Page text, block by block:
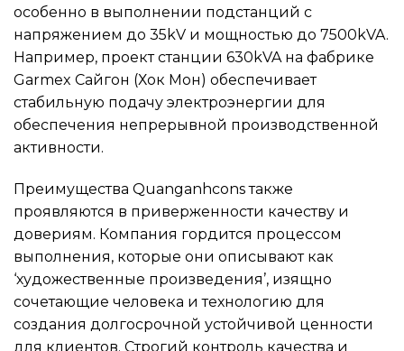
особенно в выполнении подстанций с
напряжением до 35kV и мощностью до 7500kVA.
Например, проект станции 630kVA на фабрике
Garmex Сайгон (Хок Мон) обеспечивает
стабильную подачу электроэнергии для
обеспечения непрерывной производственной
активности.
Преимущества Quanganhcons также
проявляются в приверженности качеству и
довериям. Компания гордится процессом
выполнения, которые они описывают как
‘художественные произведения’, изящно
сочетающие человека и технологию для
создания долгосрочной устойчивой ценности
для клиентов. Строгий контроль качества и